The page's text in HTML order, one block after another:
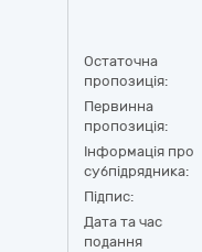
Остаточна
пропозиція:
Первинна
пропозиція:
Інформація про
субпідрядника:
Підпис:
Дата та час
подання